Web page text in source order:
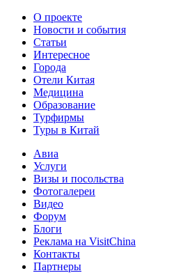
О проекте
Новости и события
Статьи
Интересное
Города
Отели Китая
Медицина
Образование
Турфирмы
Туры в Китай
Авиа
Услуги
Визы и посольства
Фотогалереи
Видео
Форум
Блоги
Реклама на VisitChina
Контакты
Партнеры